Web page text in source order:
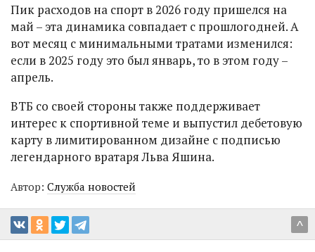
Пик расходов на спорт в 2026 году пришелся на
май – эта динамика совпадает с прошлогодней. А
вот месяц с минимальными тратами изменился:
если в 2025 году это был январь, то в этом году –
апрель.
ВТБ со своей стороны также поддерживает
интерес к спортивной теме и выпустил дебетовую
карту в лимитированном дизайне с подписью
легендарного вратаря Льва Яшина.
Автор: Служба новостей
^